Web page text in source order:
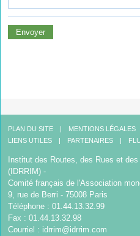
Envoyer
PLAN DU SITE MENTIONS LÉGALES
LIENS UTILES
PARTENAIRES
Institut des Routes, des Rues et
(IDRRIM) -
Comité français de l'Association
9, rue de Berri - 75008 Paris
Téléphone : 01.44.13.32.99
Fax : 01.44.13.32.98
Courriel : idrrim@idrrim.com